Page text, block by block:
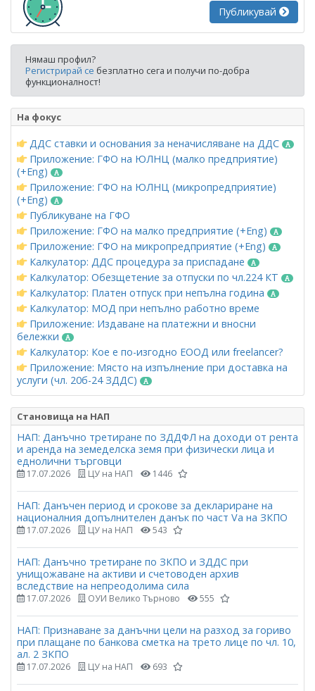
Публикувай
Нямаш профил?
Регистрирай се безплатно сега и получи по-добра
функционалност!
На фокус
ДДС ставки и основания за неначисляване на ДДС
Приложение: ГФО на ЮЛНЦ (малко предприятие)
(+Eng)
Приложение: ГФО на ЮЛНЦ (микропредприятие)
(+Eng)
Публикуване на ГФО
Приложение: ГФО на малко предприятие (+Eng)
Приложение: ГФО на микропредприятие (+Eng)
Калкулатор: ДДС процедура за приспадане
Калкулатор: Обезщетение за отпуски по чл.224 КТ
Калкулатор: Платен отпуск при непълна година
Калкулатор: МОД при непълно работно време
Приложение: Издаване на платежни и вносни
бележки
Калкулатор: Кое е по-изгодно ЕООД или freelancer?
Приложение: Място на изпълнение при доставка на
услуги (чл. 20б-24 ЗДДС)
Становища на НАП
НАП: Данъчно третиране по ЗДДФЛ на доходи от рента
и аренда на земеделска земя при физически лица и
еднолични търговци
17.07.2026 ЦУ на НАП 1446
НАП: Данъчен период и срокове за деклариране на
националния допълнителен данък по част Vа на ЗКПО
17.07.2026 ЦУ на НАП 543
НАП: Данъчно третиране по ЗКПО и ЗДДС при
унищожаване на активи и счетоводен архив
вследствие на непреодолима сила
17.07.2026 ОУИ Велико Търново 555
НАП: Признаване за данъчни цели на разход за гориво
при плащане по банкова сметка на трето лице по чл. 10,
ал. 2 ЗКПО
17.07.2026 ЦУ на НАП 693